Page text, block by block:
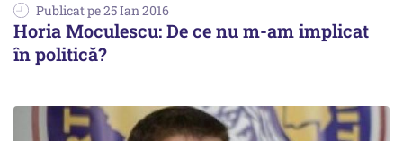
Publicat pe 25 Ian 2016
Horia Moculescu: De ce nu m-am implicat
în politică?